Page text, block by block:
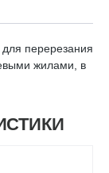
перерезания
жилами, в